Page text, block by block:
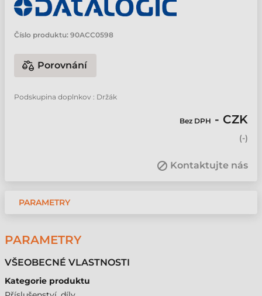
Číslo produktu: 90ACC0598
Porovnání
Podskupina doplnkov : Držák
Bez DPH - CZK
(-)
Kontaktujte nás
PARAMETRY
PARAMETRY
VŠEOBECNÉ VLASTNOSTI
Kategorie produktu